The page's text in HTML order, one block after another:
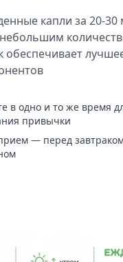
капли за 20-30
в одно и то же время
привычки
— перед